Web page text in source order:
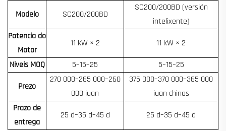
Modelo SC200/200BD
SC200/200BD (versión
intelixente)
Potencia do
Motor
11 kW × 2 11 kW × 2
Niveis MOQ 5–15–25 5–15–25
Prezo
270 000–265 000–260
000 iuan
375 000–370 000–365 000
iuan chinos
Prazo de
entrega
25 d–35 d–45 d 25 d–35 d–45 d